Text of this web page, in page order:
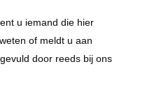
u iemand die hier
of meldt u aan
door reeds bij ons